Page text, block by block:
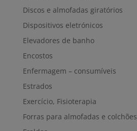
Discos e almofadas giratórios
Dispositivos eletrónicos
Elevadores de banho
Encostos
Enfermagem – consumíveis
Estrados
Exercício, Fisioterapia
Forras para almofadas e colchões